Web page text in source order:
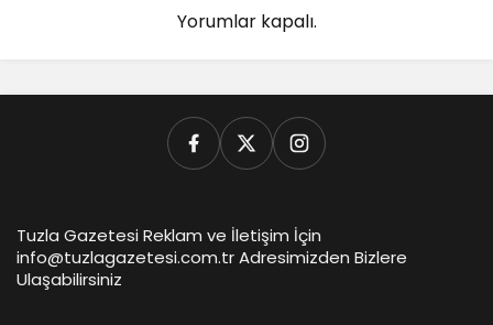
Yorumlar kapalı.
Tuzla Gazetesi Reklam ve İletişim İçin
info@tuzlagazetesi.com.tr Adresimizden Bizlere
Ulaşabilirsiniz